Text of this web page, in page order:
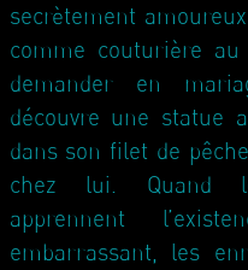
secrètement
comme couturière
demander en
découvre une statue
dans son filet de
chez lui. Quand
apprennent
embarrassant, les